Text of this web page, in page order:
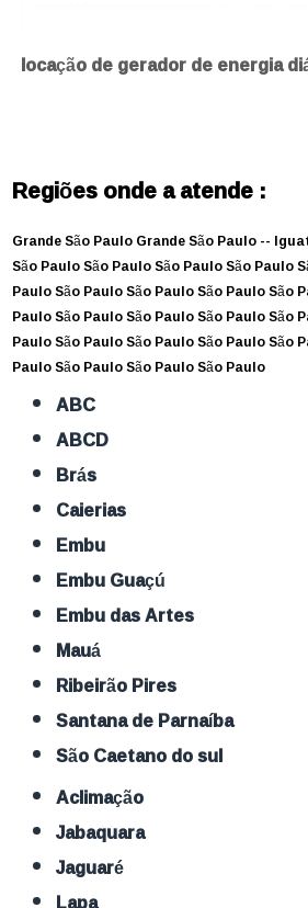
locação de gerador de energia
Regiões onde a atende :
Grande São PauloGrande São Paulo --
São PauloSão PauloSão PauloSão Paulo
PauloSão PauloSão PauloSão PauloSão
PauloSão PauloSão PauloSão PauloSão
PauloSão PauloSão PauloSão PauloSão
PauloSão PauloSão PauloSão Paulo
ABC
ABCD
Brás
Caierias
Embu
Embu Guaçú
Embu das Artes
Mauá
Ribeirão Pires
Santana de Parnaíba
São Caetano do sul
Aclimação
Jabaquara
Jaguaré